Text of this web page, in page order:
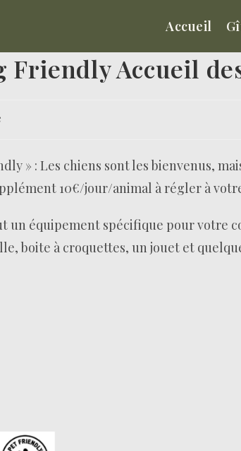
Accueil
Friendly Accueil
» : Les chiens sont les bienvenus,
10€/jour/animal à régler à
un équipement spécifique pour votre
boite à croquettes, un jouet et